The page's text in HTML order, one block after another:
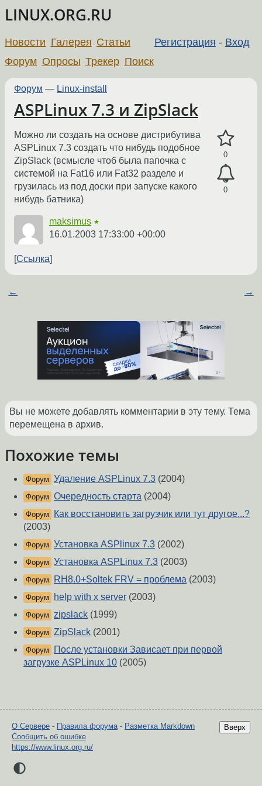
LINUX.ORG.RU
Регистрация - Вход
Новости Галерея Статьи
Форум Опросы Трекер Поиск
Форум — Linux-install
ASPLinux 7.3 и ZipSlack
0
0
Можно ли создать на основе дистрибутива
ASPLinux 7.3 создать что нибудь подобное
ZipSlack (всмысле чтоб была папочка с
системой на Fat16 или Fat32 разделе и
грузилась из под доски при запуске какого
нибудь батника)
maksimus ★
16.01.2003 17:33:00 +00:00
Ссылка
← →
Вы не можете добавлять комментарии в эту тему. Тема
перемещена в архив.
Похожие темы
Форум Удаление ASPLinux 7.3 (2004)
Форум Очередность старта (2004)
Форум
Как восстановить загрузчик или тут другое...?
(2003)
Форум Установка ASPlinux 7.3 (2002)
Форум Установка ASPLinux 7.3 (2003)
Форум RH8.0+Soltek FRV = проблема (2003)
Форум help with x server (2003)
Форум zipslack (1999)
Форум ZipSlack (2001)
Форум
После установки Зависает при первой
загрузке ASPLinux 10 (2005)
Вверх
О Сервере - Правила форума- Разметка Markdown
Сообщить об ошибке
https://www.linux.org.ru/